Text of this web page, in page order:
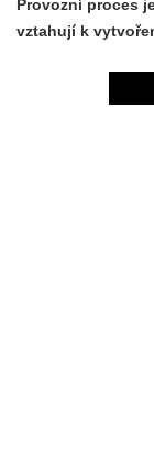
Provozní proces
vztahují k